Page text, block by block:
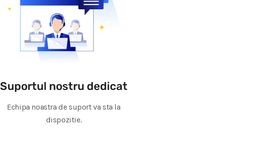
Suportul nostru dedicat
Echipa noastra de suport va sta la
dispozitie.